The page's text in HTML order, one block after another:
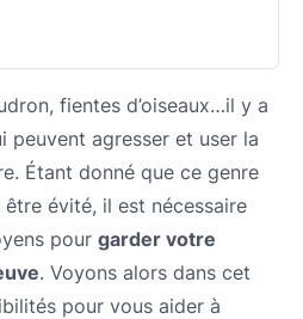
fientes d’oiseaux…il y a
peuvent agresser et user la
Étant donné que ce genre
être évité, il est nécessaire
pour garder votre
. Voyons alors dans cet
pour vous aider à